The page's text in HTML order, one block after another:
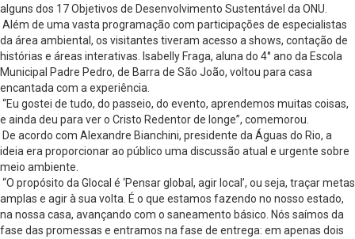
alguns dos 17 Objetivos de Desenvolvimento Sustentável da ONU.
Além de uma vasta programação com participações de especialistas
da área ambiental, os visitantes tiveram acesso a shows, contação de
histórias e áreas interativas. Isabelly Fraga, aluna do 4° ano da Escola
Municipal Padre Pedro, de Barra de São João, voltou para casa
encantada com a experiência.
“Eu gostei de tudo, do passeio, do evento, aprendemos muitas coisas,
e ainda deu para ver o Cristo Redentor de longe”, comemorou.
De acordo com Alexandre Bianchini, presidente da Águas do Rio, a
ideia era proporcionar ao público uma discussão atual e urgente sobre
meio ambiente.
“O propósito da Glocal é ‘Pensar global, agir local’, ou seja, traçar metas
amplas e agir à sua volta. É o que estamos fazendo no nosso estado,
na nossa casa, avançando com o saneamento básico. Nós saímos da
fase das promessas e entramos na fase de entrega: em apenas dois